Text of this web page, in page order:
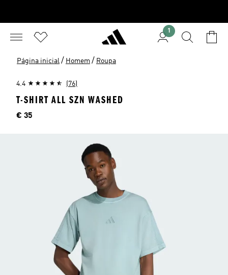
1
Página inicial / Homem / Roupa
4.4 (76)
T-SHIRT ALL SZN WASHED
Preço
€ 35